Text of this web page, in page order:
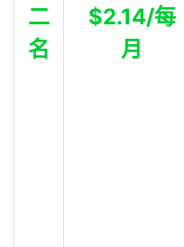
二
名
$2.14/每
月